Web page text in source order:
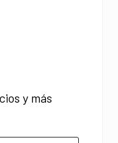
y más